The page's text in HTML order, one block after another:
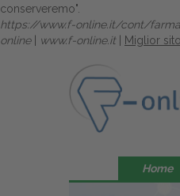
conserveremo".
https://www.f-online.it/cont/
online| www.f-online.it
Miglior
Home